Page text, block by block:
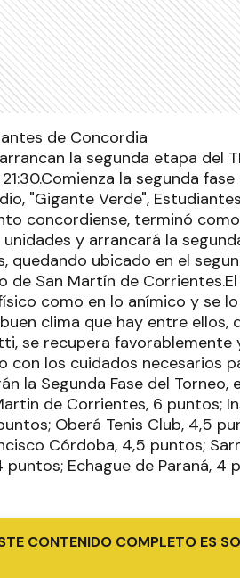
de Concordia
la segunda etapa del
la segunda
"Gigante Verde",
concordiense, terminó
y arrancará la
quedando ubicado en el
de San Martín de
como en lo anímico y se
clima que hay entre ellos,
se recupera
con los cuidados necesarios
la Segunda Fase del
de Corrientes, 6 puntos;
Oberá Tenis Club, 4,5
Córdoba, 4,5 puntos;
puntos; Echague de Paraná,
CONTENIDO COMPLETO ES